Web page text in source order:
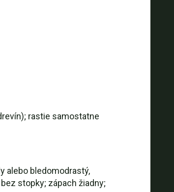
rastie samostatne
alebo bledomodrastý,
stopky; zápach žiadny;